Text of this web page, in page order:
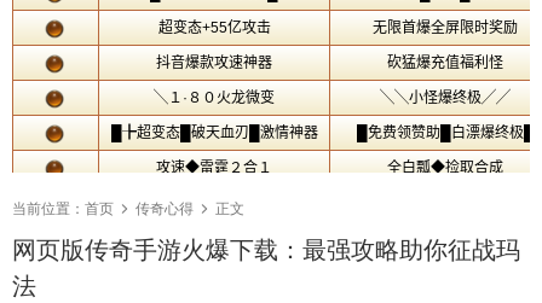
当前位置： 首页 传奇心得 正文
网页版传奇手游火爆下载：最强攻略助你征战玛
法